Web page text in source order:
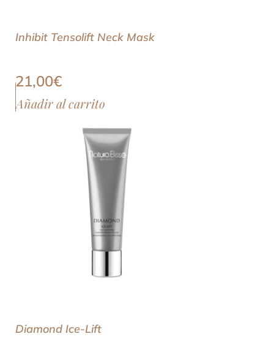
Inhibit Tensolift Neck Mask
21,00€
Añadir al carrito
Diamond Ice-Lift